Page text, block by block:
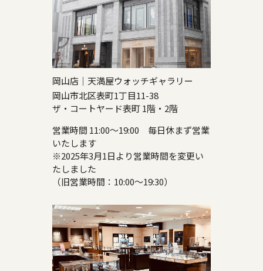
岡山店｜天満屋ウォッチギャラリー
岡山市北区表町1丁目11-38
ザ・コートヤード表町 1階・2階
営業時間 11:00～19:00 毎日休まず営業
いたします
※2025年3月1日より営業時間を変更い
たしました
（旧営業時間：10:00～19:30）